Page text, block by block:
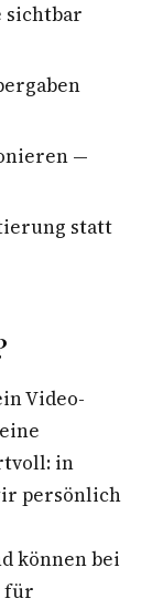
sichtbar
—
statt
Video-
in
persönlich
können bei
für